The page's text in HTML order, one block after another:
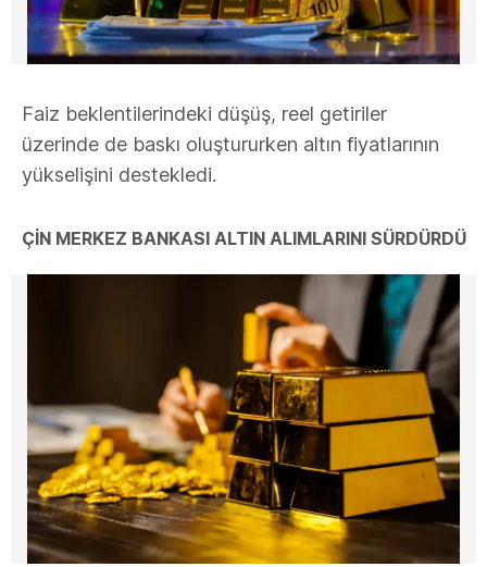
Faiz beklentilerindeki düşüş, reel getiriler
üzerinde de baskı oluştururken altın fiyatlarının
yükselişini destekledi.
ÇİN MERKEZ BANKASI ALTIN ALIMLARINI SÜRDÜRDÜ